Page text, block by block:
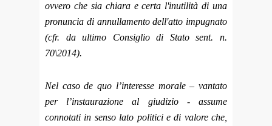
ovvero che sia chiara e certa l'inutilità di una
pronuncia di annullamento dell'atto impugnato
(cfr. da ultimo Consiglio di Stato sent. n.
70\2014).
Nel caso de quo l’interesse morale – vantato
per l’instaurazione al giudizio - assume
connotati in senso lato politici e di valore che,